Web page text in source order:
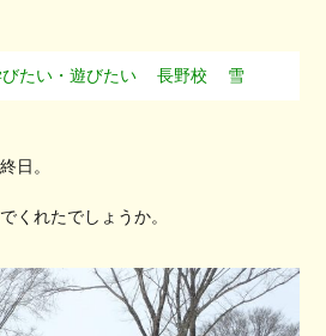
たい・遊びたい 長野校 雪
日。
くれたでしょうか。